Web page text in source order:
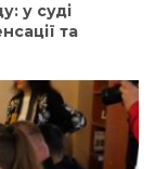
у суді
та